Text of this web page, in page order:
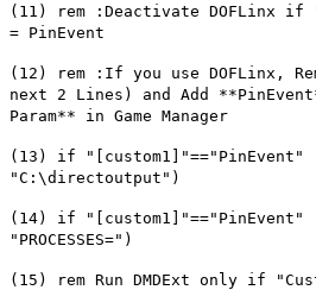
(11) rem :Deactivate DOFLinx if
= PinEvent
(12) rem :If you use DOFLinx,
next 2 Lines) and Add
Param** in Game Manager
(13) if "[custom1]"=="PinEvent"
"C:\directoutput")
(14) if "[custom1]"=="PinEvent"
"PROCESSES=")
(15) rem Run DMDExt only if